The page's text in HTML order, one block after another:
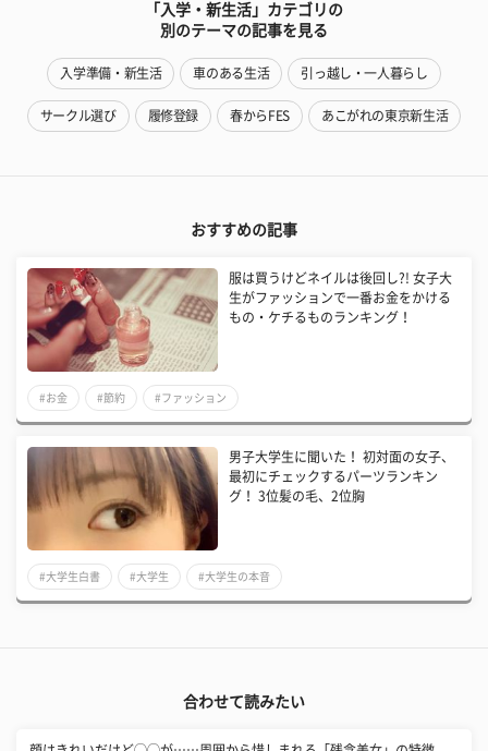
「入学・新生活」カテゴリの
別のテーマの記事を見る
入学準備・新生活 車のある生活 引っ越し・一人暮らし
サークル選び 履修登録 春からFES あこがれの東京新生活
おすすめの記事
服は買うけどネイルは後回し?! 女子大
生がファッションで一番お金をかける
もの・ケチるものランキング！
#お金 #節約 #ファッション
男子大学生に聞いた！ 初対面の女子、
最初にチェックするパーツランキン
グ！ 3位髪の毛、2位胸
#大学生白書 #大学生 #大学生の本音
合わせて読みたい